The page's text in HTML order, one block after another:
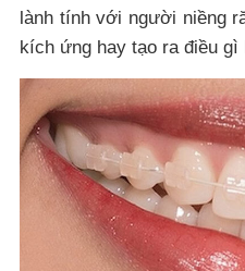
lành tính với người niềng
kích ứng hay tạo ra điều gì